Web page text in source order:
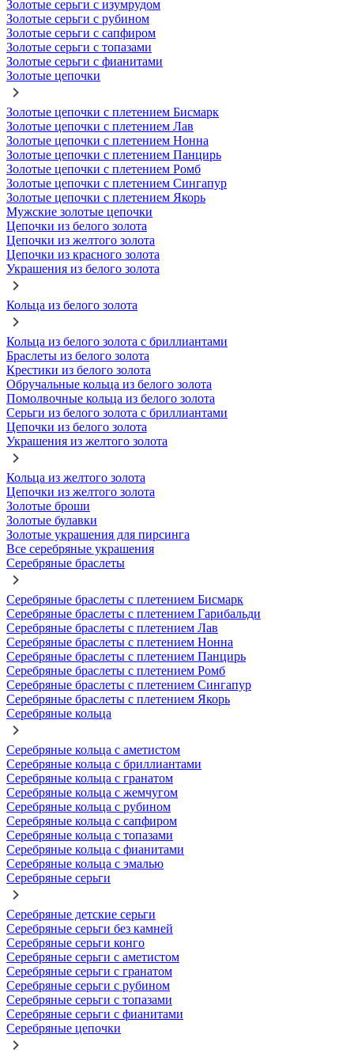
Золотые серьги с изумрудом
Золотые серьги с рубином
Золотые серьги с сапфиром
Золотые серьги с топазами
Золотые серьги с фианитами
Золотые цепочки
Золотые цепочки с плетением Бисмарк
Золотые цепочки с плетением Лав
Золотые цепочки с плетением Нонна
Золотые цепочки с плетением Панцирь
Золотые цепочки с плетением Ромб
Золотые цепочки с плетением Сингапур
Золотые цепочки с плетением Якорь
Мужские золотые цепочки
Цепочки из белого золота
Цепочки из желтого золота
Цепочки из красного золота
Украшения из белого золота
Кольца из белого золота
Кольца из белого золота с бриллиантами
Браслеты из белого золота
Крестики из белого золота
Обручальные кольца из белого золота
Помолвочные кольца из белого золота
Серьги из белого золота с бриллиантами
Цепочки из белого золота
Украшения из желтого золота
Кольца из желтого золота
Цепочки из желтого золота
Золотые броши
Золотые булавки
Золотые украшения для пирсинга
Все серебряные украшения
Серебряные браслеты
Серебряные браслеты с плетением Бисмарк
Серебряные браслеты с плетением Гарибальди
Серебряные браслеты с плетением Лав
Серебряные браслеты с плетением Нонна
Серебряные браслеты с плетением Панцирь
Серебряные браслеты с плетением Ромб
Серебряные браслеты с плетением Сингапур
Серебряные браслеты с плетением Якорь
Серебряные кольца
Серебряные кольца с аметистом
Серебряные кольца с бриллиантами
Серебряные кольца с гранатом
Серебряные кольца с жемчугом
Серебряные кольца с рубином
Серебряные кольца с сапфиром
Серебряные кольца с топазами
Серебряные кольца с фианитами
Серебряные кольца с эмалью
Серебряные серьги
Серебряные детские серьги
Серебряные серьги без камней
Серебряные серьги конго
Серебряные серьги с аметистом
Серебряные серьги с гранатом
Серебряные серьги с рубином
Серебряные серьги с топазами
Серебряные серьги с фианитами
Серебряные цепочки